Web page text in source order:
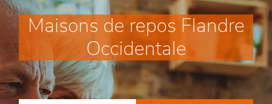
Maisons de repos Flandre
Occidentale